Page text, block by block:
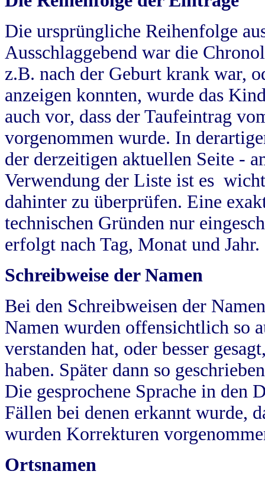
Die ursprüngliche Reihenfolge
Ausschlaggebend war die
z.B. nach der Geburt krank war,
anzeigen konnten, wurde das
auch vor, dass der Taufeintrag
vorgenommen wurde. In
der derzeitigen aktuellen Seite -
Verwendung der Liste ist es
dahinter zu überprüfen. Eine
technischen Gründen nur
erfolgt nach Tag, Monat und Jahr.
Schreibweise der Namen
Bei den Schreibweisen der
Namen wurden offensichtlich so
verstanden hat, oder besser
haben. Später dann so
Die gesprochene Sprache in
Fällen bei denen erkannt wurde,
wurden Korrekturen
Ortsnamen